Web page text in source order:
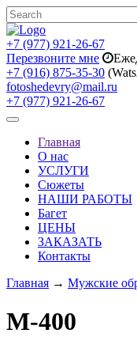
+7 (977) 921-26-67
Перезвоните мне
+7 (916) 875-35-30
fotoshedevry@mail.ru
+7 (977) 921-26-67
Toggle
navigationГлавная
О нас
УСЛУГИ
Сюжеты
НАШИ РАБОТЫ
Багет
ЦЕНЫ
ЗАКАЗАТЬ
Контакты
Главная → Мужские
M-400